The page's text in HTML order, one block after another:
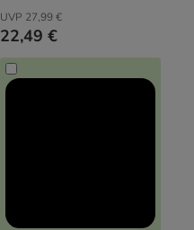
UVP 27,99 €
22,49 €